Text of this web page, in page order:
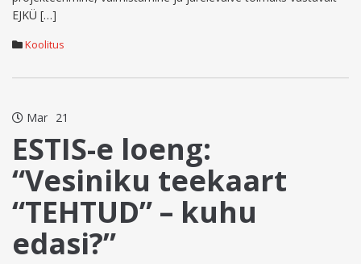
EJKÜ […]
Koolitus
Mar 21
ESTIS-e loeng:
“Vesiniku teekaart
“TEHTUD” – kuhu
edasi?”